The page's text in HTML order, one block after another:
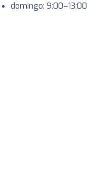
domingo: 9:00–13:00